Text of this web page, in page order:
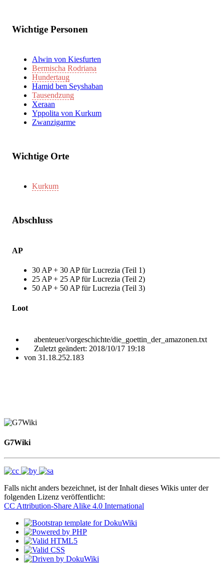
Wichtige Personen
Alwin von Kiesfurten
Bermischa Rodriana
Hundertaug
Hamid ben Seyshaban
Tausendzung
Xeraan
Yppolita von Kurkum
Zwanzigarme
Wichtige Orte
Kurkum
Abschluss
AP
30 AP + 30 AP für Lucrezia (Teil 1)
25 AP + 25 AP für Lucrezia (Teil 2)
50 AP + 50 AP für Lucrezia (Teil 3)
Loot
abenteuer/vorgeschichte/die_goettin_der_amazonen.txt
Zuletzt geändert: 2018/10/17 19:18
von 31.18.252.183
G7Wiki
Falls nicht anders bezeichnet, ist der Inhalt dieses Wikis unter der
folgenden Lizenz veröffentlicht:
CC Attribution-Share Alike 4.0 International